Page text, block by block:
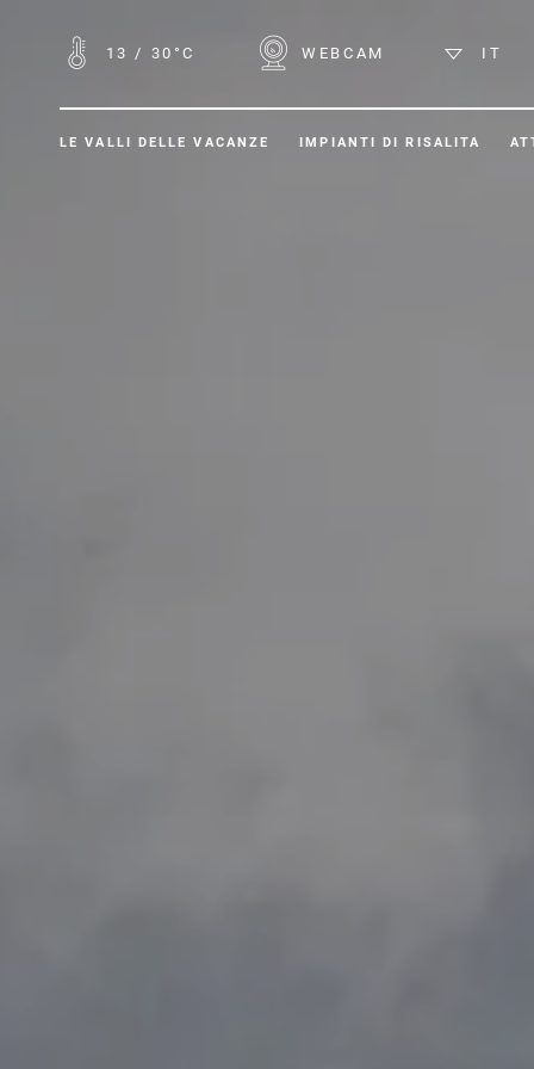
13 / 30°C WEBCAM IT
LE VALLI DELLE VACANZE IMPIANTI DI RISALITA